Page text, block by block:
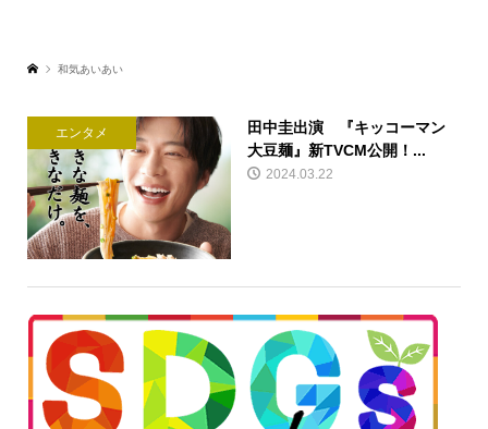
和気あいあい
エンタメ
田中圭出演 『キッコーマン
大豆麺』新TVCM公開！...
2024.03.22